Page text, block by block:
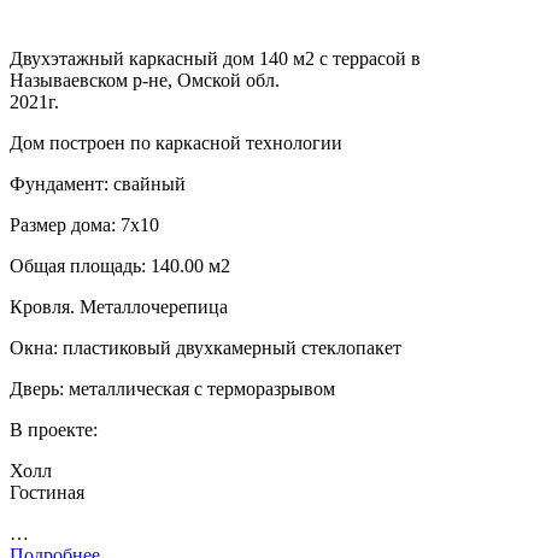
Двухэтажный каркасный дом 140 м2 с террасой в
Называевском р-не, Омской обл.
2021г.
Дом построен по каркасной технологии
Фундамент: свайный
Размер дома: 7х10
Общая площадь: 140.00 м2
Кровля. Металлочерепица
Окна: пластиковый двухкамерный стеклопакет
Дверь: металлическая с терморазрывом
В проекте:
Холл
Гостиная
…